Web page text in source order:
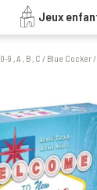
Jeux
0-9 , A , B , C / Blue Cocker/